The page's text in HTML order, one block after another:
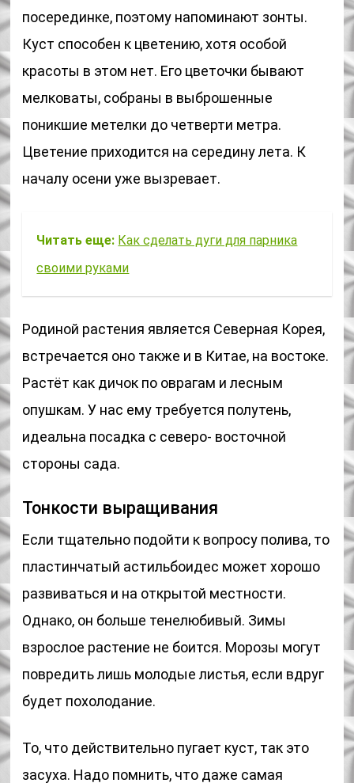
посерединке, поэтому напоминают зонты.
Куст способен к цветению, хотя особой
красоты в этом нет. Его цветочки бывают
мелковаты, собраны в выброшенные
поникшие метелки до четверти метра.
Цветение приходится на середину лета. К
началу осени уже вызревает.
Читать еще: Как сделать дуги для парника
своими руками
Родиной растения является Северная Корея,
встречается оно также и в Китае, на востоке.
Растёт как дичок по оврагам и лесным
опушкам. У нас ему требуется полутень,
идеальна посадка с северо- восточной
стороны сада.
Тонкости выращивания
Если тщательно подойти к вопросу полива, то
пластинчатый астильбоидес может хорошо
развиваться и на открытой местности.
Однако, он больше тенелюбивый. Зимы
взрослое растение не боится. Морозы могут
повредить лишь молодые листья, если вдруг
будет похолодание.
То, что действительно пугает куст, так это
засуха. Надо помнить, что даже самая